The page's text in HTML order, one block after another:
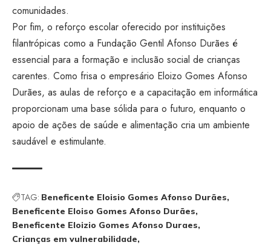
comunidades.
Por fim, o reforço escolar oferecido por instituições
filantrópicas como a Fundação Gentil Afonso Durães é
essencial para a formação e inclusão social de crianças
carentes. Como frisa o empresário Eloizo Gomes Afonso
Durães, as aulas de reforço e a capacitação em informática
proporcionam uma base sólida para o futuro, enquanto o
apoio de ações de saúde e alimentação cria um ambiente
saudável e estimulante.
TAG: Beneficente Eloisio Gomes Afonso Durães
Beneficente Eloiso Gomes Afonso Durães
Beneficente Eloizio Gomes Afonso Duraes
Crianças em vulnerabilidade